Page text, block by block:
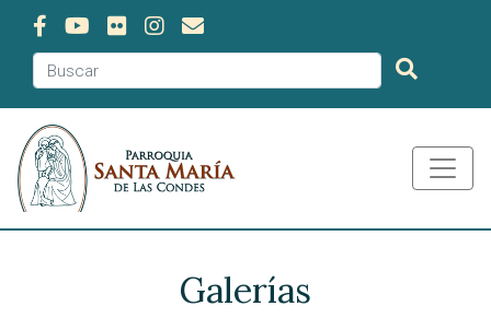
Galerías